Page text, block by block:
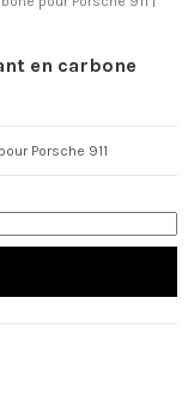
en carbone
Porsche 911